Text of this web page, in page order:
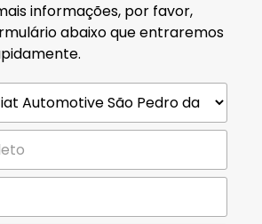
informações, por favor,
abaixo que entraremos